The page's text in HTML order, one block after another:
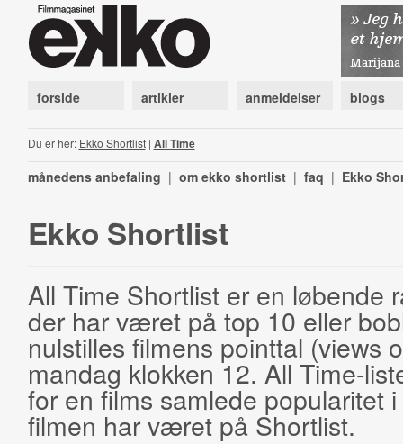
forside artikler anmeldelser blogs
Du er her: Ekko Shortlist| All Time
månedens anbefaling | om ekko shortlist | faq | Ekko
Ekko Shortlist
All Time Shortlist er en løbende
der har været på top 10 eller
nulstilles filmens pointtal (views
mandag klokken 12. All Time-
for en films samlede popularitet
filmen har været på Shortlist.